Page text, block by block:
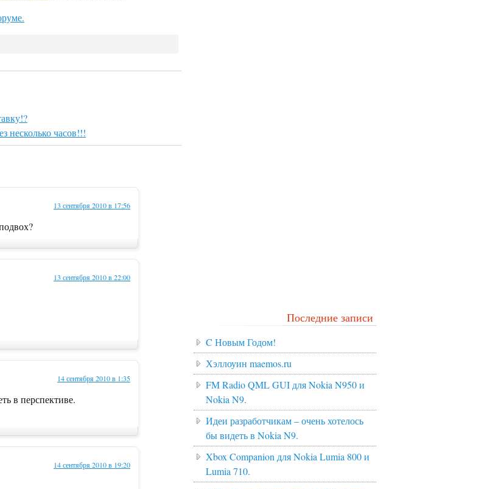
несколько часов!!!
13 сентября 2010 в 17:56
13 сентября 2010 в 22:00
14 сентября 2010 в 1:35
в перспективе.
14 сентября 2010 в 19:20
Последние записи
C Новым Годом!
Хэллоуин maemos.ru
FM Radio QML GUI для Nokia N950 и
Nokia N9.
Идеи разработчикам – очень хотелось
бы видеть в Nokia N9.
Xbox Companion для Nokia Lumia 800 и
Lumia 710.